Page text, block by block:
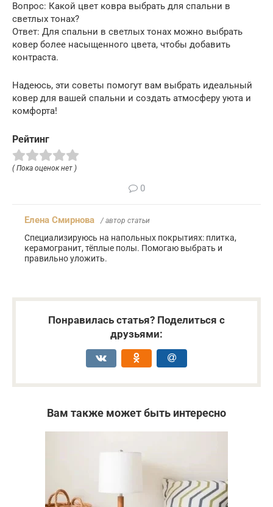
Вопрос: Какой цвет ковра выбрать для спальни в
светлых тонах?
Ответ: Для спальни в светлых тонах можно выбрать
ковер более насыщенного цвета, чтобы добавить
контраста.
Надеюсь, эти советы помогут вам выбрать идеальный
ковер для вашей спальни и создать атмосферу уюта и
комфорта!
Рейтинг
( Пока оценок нет )
0
Елена Смирнова / автор статьи
Специализируюсь на напольных покрытиях: плитка,
керамогранит, тёплые полы. Помогаю выбрать и
правильно уложить.
Понравилась статья? Поделиться с
друзьями:
Вам также может быть интересно